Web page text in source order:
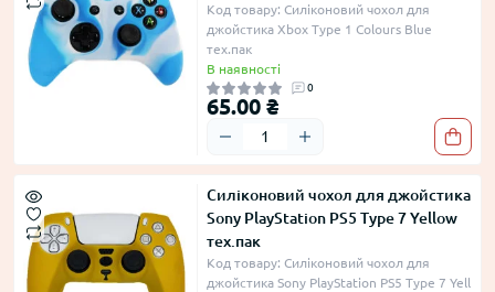
Код товару: Силіконовий чохол для
джойстика Xbox Type 1 Colours Blue
тех.пак
В наявності
0
65.00 ₴
Силіконовий чохол для джойстика
Sony PlayStation PS5 Type 7 Yellow
тех.пак
Код товару: Силіконовий чохол для
джойстика Sony PlayStation PS5 Type 7 Yell